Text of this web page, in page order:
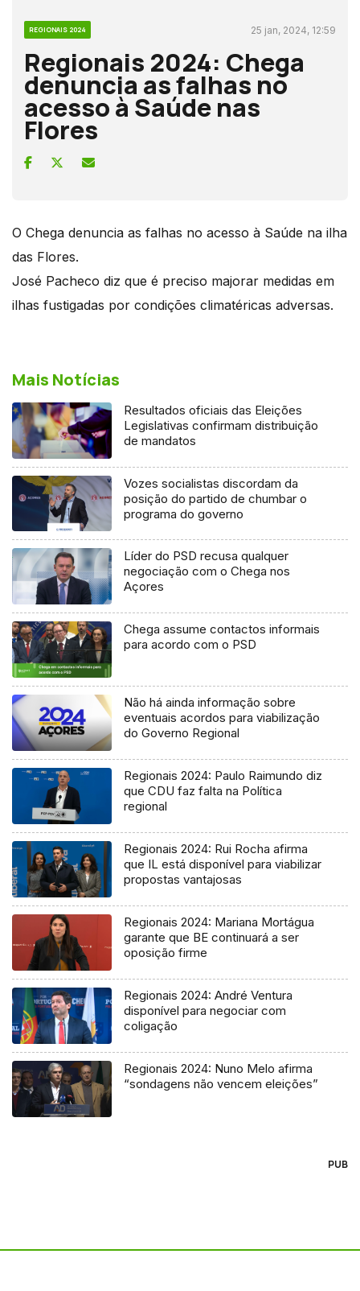
REGIONAIS 2024 25 jan, 2024, 12:59
Regionais 2024: Chega
denuncia as falhas no
acesso à Saúde nas
Flores
O Chega denuncia as falhas no acesso à Saúde na ilha
das Flores.
José Pacheco diz que é preciso majorar medidas em
ilhas fustigadas por condições climatéricas adversas.
Mais Notícias
Resultados oficiais das Eleições
Legislativas confirmam distribuição
de mandatos
Vozes socialistas discordam da
posição do partido de chumbar o
programa do governo
Líder do PSD recusa qualquer
negociação com o Chega nos
Açores
Chega assume contactos informais
para acordo com o PSD
Não há ainda informação sobre
eventuais acordos para viabilização
do Governo Regional
Regionais 2024: Paulo Raimundo diz
que CDU faz falta na Política
regional
Regionais 2024: Rui Rocha afirma
que IL está disponível para viabilizar
propostas vantajosas
Regionais 2024: Mariana Mortágua
garante que BE continuará a ser
oposição firme
Regionais 2024: André Ventura
disponível para negociar com
coligação
Regionais 2024: Nuno Melo afirma
“sondagens não vencem eleições”
PUB